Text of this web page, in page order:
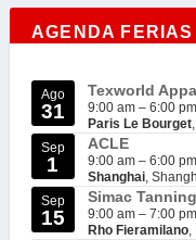
AGENDA
Ago
31
Texworld
9:00 am – 6:00 pm
Paris Le Bourget
Sep
1
ACLE
9:00 am – 6:00 pm
Shanghai,
Sep
15
Simac
9:00 am – 7:00 pm
Rho Fieramilano,